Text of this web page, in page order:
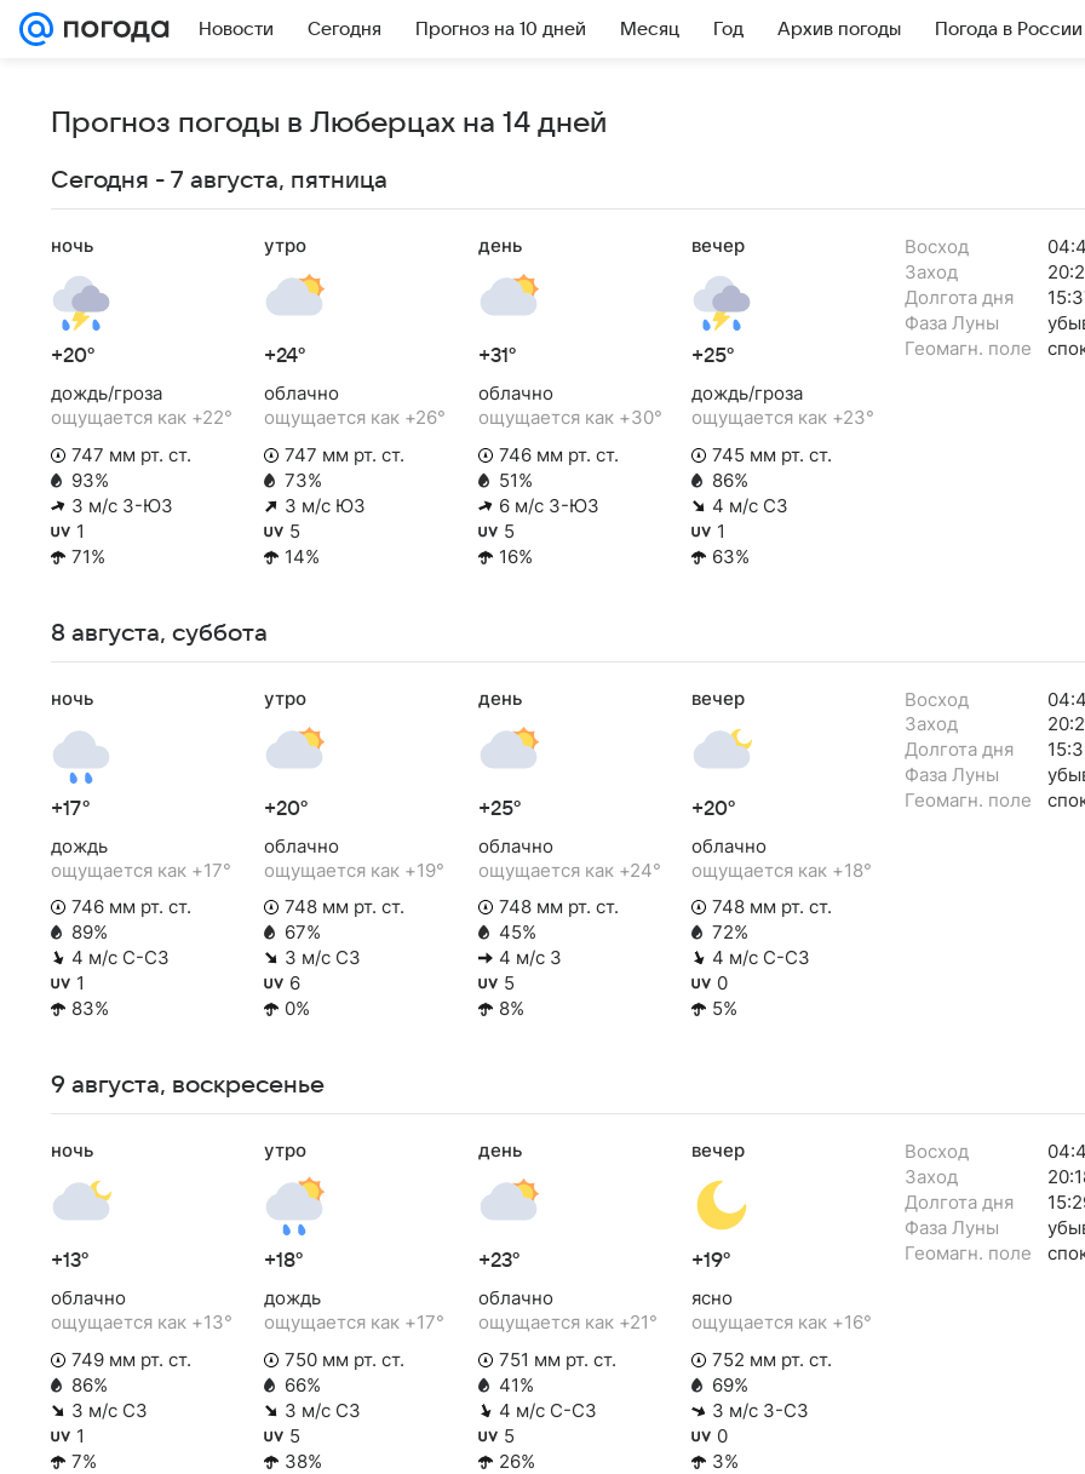
Новости Сегодня Прогноз на 10 дней Месяц Год Архив погоды Погода в России
Прогноз погоды в Люберцах на 14 дней
Сегодня - 7 августа, пятница
ночь
+20°
дождь/гроза
ощущается как +22°
747 мм рт. ст.
93%
3 м/с З-ЮЗ
1
71%
утро
+24°
облачно
ощущается как +26°
747 мм рт. ст.
73%
3 м/с ЮЗ
5
14%
день
+31°
облачно
ощущается как +30°
746 мм рт. ст.
51%
6 м/с З-ЮЗ
5
16%
вечер
+25°
дождь/гроза
ощущается как +23°
745 мм рт. ст.
86%
4 м/с СЗ
1
63%
Восход
Заход
Долгота дня
Фаза Луны
Геомагн. поле
8 августа, суббота
ночь
+17°
дождь
ощущается как +17°
746 мм рт. ст.
89%
4 м/с С-СЗ
1
83%
утро
+20°
облачно
ощущается как +19°
748 мм рт. ст.
67%
3 м/с СЗ
6
0%
день
+25°
облачно
ощущается как +24°
748 мм рт. ст.
45%
4 м/с З
5
8%
вечер
+20°
облачно
ощущается как +18°
748 мм рт. ст.
72%
4 м/с С-СЗ
0
5%
Восход
Заход
Долгота дня
Фаза Луны
Геомагн. поле
9 августа, воскресенье
ночь
+13°
облачно
ощущается как +13°
749 мм рт. ст.
86%
3 м/с СЗ
1
7%
утро
+18°
дождь
ощущается как +17°
750 мм рт. ст.
66%
3 м/с СЗ
5
38%
день
+23°
облачно
ощущается как +21°
751 мм рт. ст.
41%
4 м/с С-СЗ
5
26%
вечер
+19°
ясно
ощущается как +16°
752 мм рт. ст.
69%
3 м/с З-СЗ
0
3%
Восход
Заход
Долгота дня
Фаза Луны
Геомагн. поле